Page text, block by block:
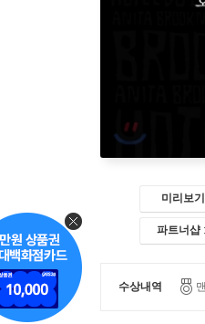
미리보기
파트너샵
수상내역